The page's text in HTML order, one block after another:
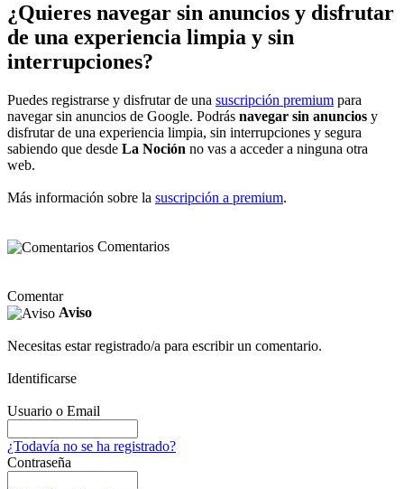
¿Quieres navegar sin anuncios y disfrutar
de una experiencia limpia y sin
interrupciones?
Puedes registrarse y disfrutar de una suscripción premium para
navegar sin anuncios de Google. Podrás navegar sin anuncios y
disfrutar de una experiencia limpia, sin interrupciones y segura
sabiendo que desde La Noción no vas a acceder a ninguna otra
web.
Más información sobre la suscripción a premium.
Comentarios
Comentar
Aviso
Necesitas estar registrado/a para escribir un comentario.
Identificarse
Usuario o Email
¿Todavía no se ha registrado?
Contraseña